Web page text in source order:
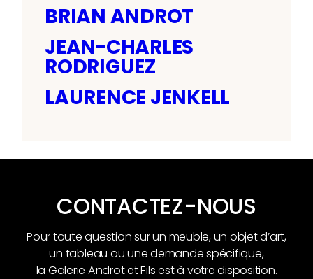
BRIAN ANDROT
JEAN-CHARLES
RODRIGUEZ
LAURENCE JENKELL
CONTACTEZ-NOUS
Pour toute question sur un meuble, un objet d’art,
un tableau ou une demande spécifique,
la Galerie Androt et Fils est à votre disposition.